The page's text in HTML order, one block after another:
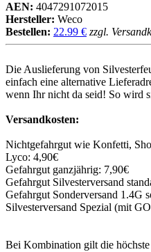
AEN: 4047291072015
Hersteller: Weco
Bestellen: 22.99 € zzgl.
Die Auslieferung von
einfach eine alternative
wenn Ihr nicht da seid! So wird
Versandkosten:
Nichtgefahrgut wie Konfetti,
Lyco: 4,90€
Gefahrgut ganzjährig: 7,90€
Gefahrgut Silvesterversand
Gefahrgut Sonderversand 1.4G
Silvesterversand Spezial (mit
Bei Kombination gilt die